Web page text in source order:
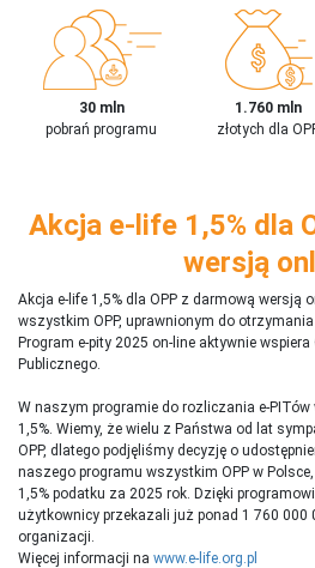
30 mln
pobrań programu
1.760 mln
złotych dla
Akcja e-life 1,5% dla
wersją
Akcja e-life 1,5% dla OPP z darmową wersją
wszystkim OPP, uprawnionym do
Program e-pity 2025 on-line aktywnie
Publicznego.
W naszym programie do rozliczania e-
1,5%. Wiemy, że wielu z Państwa od lat
OPP, dlatego podjęliśmy decyzję o
naszego programu wszystkim OPP w
1,5% podatku za 2025 rok. Dzięki
użytkownicy przekazali już ponad 1 760 000
organizacji.
Więcej informacji na www.e-life.org.pl